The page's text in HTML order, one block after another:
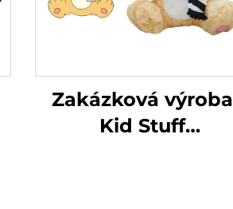
Zakázková výroba
Kid Stuff